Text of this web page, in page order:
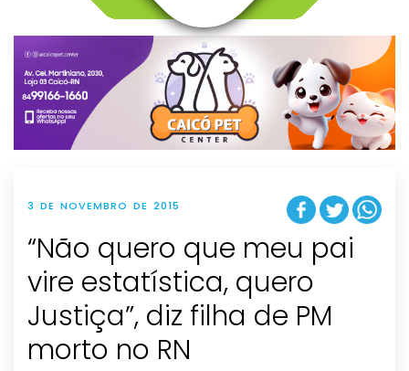
v
g
t
i
o
n
3 DE NOVEMBRO DE 2015
“Não quero que meu pai
vire estatística, quero
Justiça”, diz filha de PM
morto no RN